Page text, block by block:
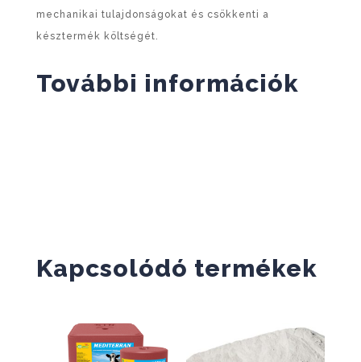
mechanikai tulajdonságokat és csökkenti a
késztermék költségét.
További információk
Kapcsolódó termékek